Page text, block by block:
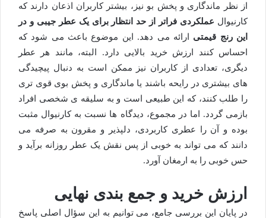
از نظر ماندگاری و پخش بو نیز، بیشتر کاربران اذعان دارند که
کارنیوال عملکردی فراتر از حد انتظار برای یک عطر جیبی و در
این رنج قیمتی ارائه می دهد. این موضوع باعث می شود که
احساس کنند ارزش خرید بالایی دارد. البته، مانند هر عطر
دیگری، تعدادی از کاربران نیز ممکن است به دنبال پیچیدگی
های بیشتری در رایحه باشند یا ماندگاری و پخش بوی قوی تری
را طلب کنند، که این طبیعی است و به سلیقه ی شخصی افراد
بازمی گردد. اما در مجموع، دیدگاه ها نسبت به کارنیوال مثبت
بوده و آن را عطری کاربردی، دلپذیر و مقرون به صرفه می
دانند که می تواند به خوبی از پس نقش یک عطر روزانه برآید و
حس خوبی را به ارمغان آورد.
ارزش خرید و جمع بندی نهایی
در پایان این بررسی جامع، می توانیم به این سؤال اصلی پاسخ